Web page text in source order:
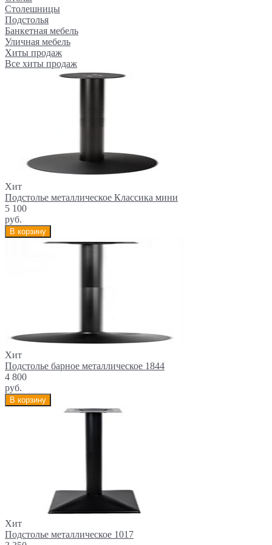
Столешницы
Подстолья
Банкетная мебель
Уличная мебель
Хиты продаж
Все хиты продаж
Хит
Подстолье металлическое Классика мини
5 100
руб.
В корзину
Хит
Подстолье барное металлическое 1844
4 800
руб.
В корзину
Хит
Подстолье металлическое 1017